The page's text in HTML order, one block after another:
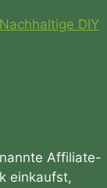
DIY
Affiliate-
einkaufst,